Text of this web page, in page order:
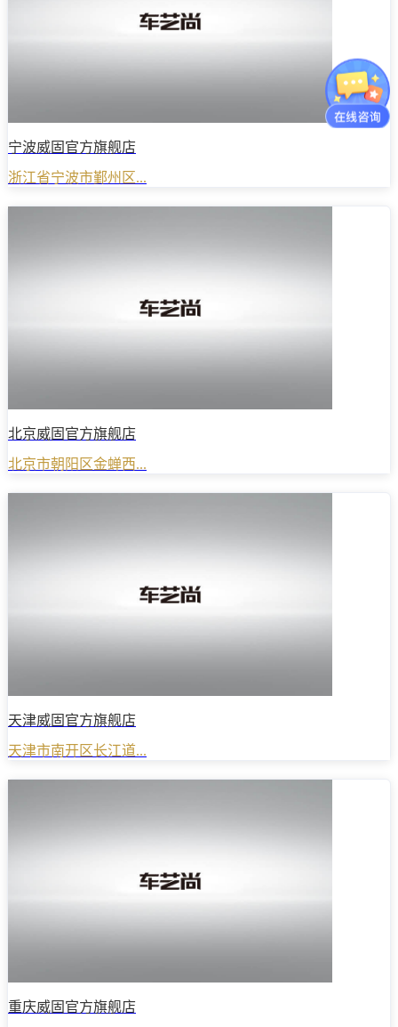
宁波威固官方旗舰店
浙江省宁波市鄞州区...
北京威固官方旗舰店
北京市朝阳区金蝉西...
天津威固官方旗舰店
天津市南开区长江道...
重庆威固官方旗舰店